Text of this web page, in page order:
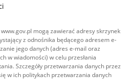
mogą zawierać adresy skrzynek
z odnośnika będącego adresem e-
jego danych (adres e-mail oraz
w wiadomości) w celu przesłania
Szczegóły przetwarzania danych przez
w ich politykach przetwarzania danych